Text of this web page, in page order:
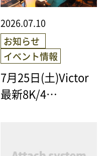
2026.07.10
お知らせ
イベント情報
7月25日(土)Victor
最新8K/4…